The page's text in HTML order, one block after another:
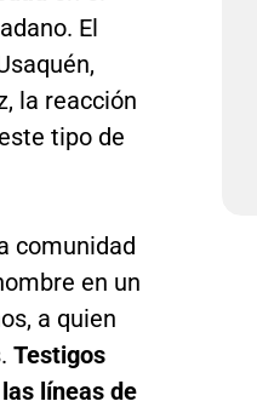
El
la reacción
tipo de
comunidad
en un
a quien
Testigos
líneas de